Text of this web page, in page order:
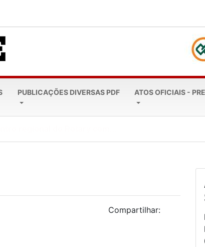
PUBLICAÇÕES DIVERSAS PDF ATOS OFICIAIS -
Compartilhar: